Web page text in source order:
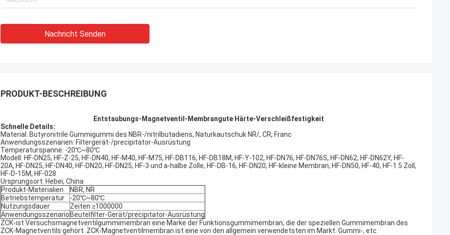
Nachricht Senden
PRODUKT-BESCHREIBUNG
Entstaubungs-Magnetventil-Membrangute Härte-Verschleißfestigkeit
Schnelle Details:
Material: Butyronitrile Gummigummi des NBR-/nitrilbutadiens, Naturkautschuk NR/, CR, Franc
Anwendungsszenarien: Filtergerät-/precipitator-Ausrüstung
Temperaturspanne: -20℃~80℃
Modell: HF-DN25, HF-Z-25, HF-DN40, HF-M40, HF-M75, HF-DB116, HF-DB18M, HF-Y-102, HF-DN76, HF-DN76S, HF-DN62, HF-DN62Y, HF-
20A, HF-DN25, HF-DN40, HF-DN20, HF-DN25, HF-3 und a-halbe Zölle, HF-DB-16, HF-DN20, HF-kleine Membran, HF-DN50, HF-40, HF-1.5 Zoll,
HF-D-15M, HF-028
Ursprungsort: Hebei, China
Produkt-Materialien
NBR, NR
Betriebstemperatur
-20℃~80℃
Nutzungsdauer
Zeiten ≥1000000
Anwendungsszenario Beutelfilter-Gerät/precipitator-Ausrüstung
ZCK-ist Versuchsmagnetventilgummimembran eine Marke der Funktionsgummimembran, die der speziellen Gummimembran des
ZCK-Magnetventils gehört. ZCK-Magnetventilmembran ist eine von den allgemein verwendetsten im Markt. Gummi-, etc.